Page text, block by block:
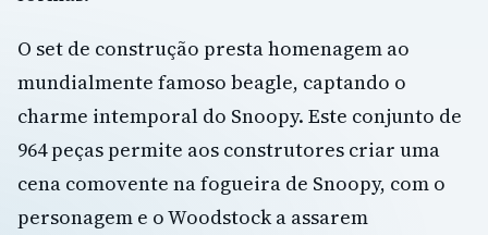
O set de construção presta homenagem ao
mundialmente famoso beagle, captando o
charme intemporal do Snoopy. Este conjunto de
964 peças permite aos construtores criar uma
cena comovente na fogueira de Snoopy, com o
personagem e o Woodstock a assarem